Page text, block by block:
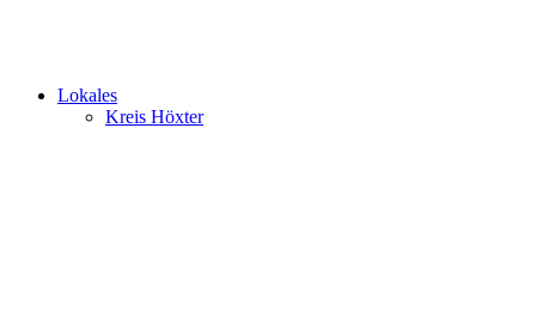
Lokales
Kreis Höxter